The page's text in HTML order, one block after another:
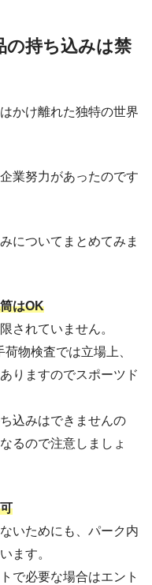
の持ち込みは禁
かけ離れた独特の世界
業努力があったのです
についてまとめてみま
はOK
されていません。
物検査では立場上、
りますのでスポーツド
込みはできませんの
るので注意しましょ
いためにも、パーク内
ます。
で必要な場合はエント